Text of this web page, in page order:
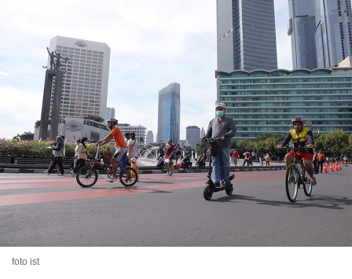
foto ist